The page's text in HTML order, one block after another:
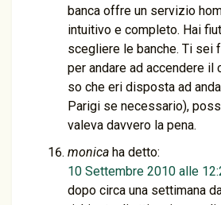
banca offre un servizio
intuitivo e completo. Hai
scegliere le banche. Ti sei
per andare ad accendere il
so che eri disposta ad
Parigi se necessario),
valeva davvero la pena.
monica ha detto:
10 Settembre 2010 alle
dopo circa una settimana